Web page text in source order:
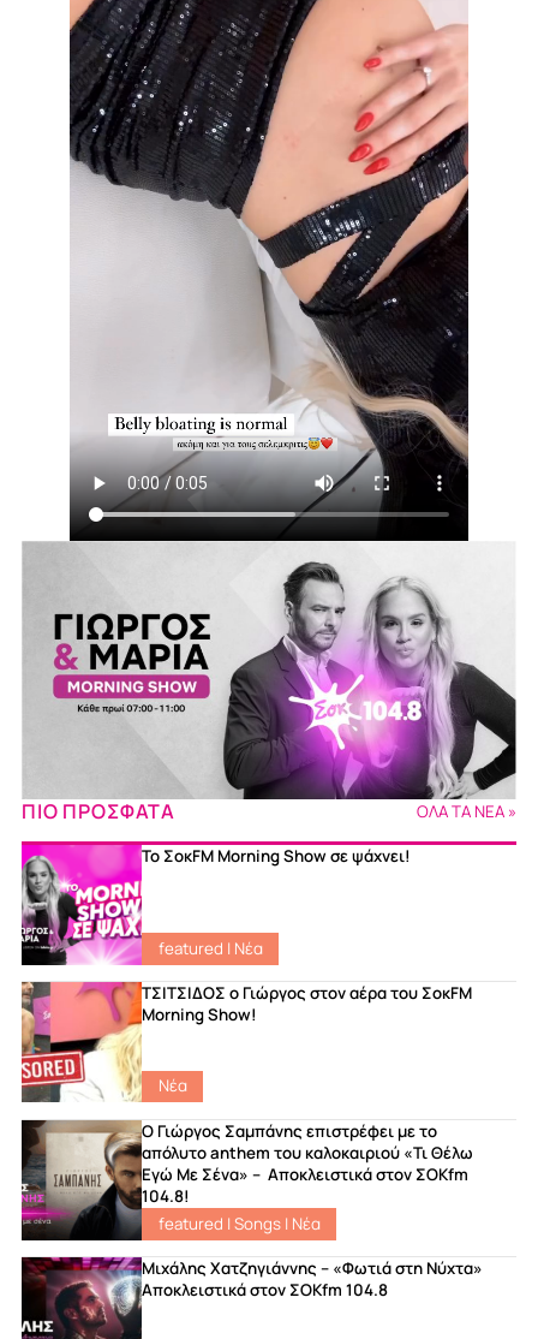
ΠΙΟ ΠΡΟΣΦΑΤΑ ΟΛΑ ΤΑ ΝΕΑ »
Το ΣοκFM Morning Show σε ψάχνει!
featured | Νέα
ΤΣΙΤΣΙΔΟΣ ο Γιώργος στον αέρα του ΣοκFM
Morning Show!
Νέα
Ο Γιώργος Σαμπάνης επιστρέφει με το
απόλυτο anthem του καλοκαιριού «Τι Θέλω
Εγώ Με Σένα» – Αποκλειστικά στον ΣΟΚfm
104.8!
featured |Songs| Νέα
Μιχάλης Χατζηγιάννης – «Φωτιά στη Νύχτα»
Αποκλειστικά στον ΣΟΚfm 104.8